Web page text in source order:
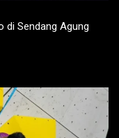
di Sendang Agung